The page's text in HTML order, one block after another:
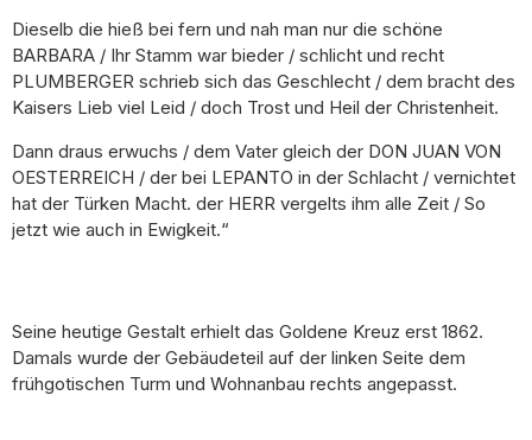
Dieselb die hieß bei fern und nah man nur die schöne
BARBARA / Ihr Stamm war bieder / schlicht und recht
PLUMBERGER schrieb sich das Geschlecht / dem bracht des
Kaisers Lieb viel Leid / doch Trost und Heil der Christenheit.
Dann draus erwuchs / dem Vater gleich der DON JUAN VON
OESTERREICH / der bei LEPANTO in der Schlacht / vernichtet
hat der Türken Macht. der HERR vergelts ihm alle Zeit / So
jetzt wie auch in Ewigkeit.“
Seine heutige Gestalt erhielt das Goldene Kreuz erst 1862.
Damals wurde der Gebäudeteil auf der linken Seite dem
frühgotischen Turm und Wohnanbau rechts angepasst.